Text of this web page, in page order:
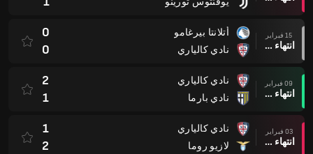
15 فبراير
انتهاء وقت المباراة
أتلانتا بيرغامو
نادي كالياري
0
0
09 فبراير
انتهاء وقت المباراة
نادي كالياري
نادي بارما
2
1
03 فبراير
انتهاء وقت المباراة
نادي كالياري
لازيو روما
1
2